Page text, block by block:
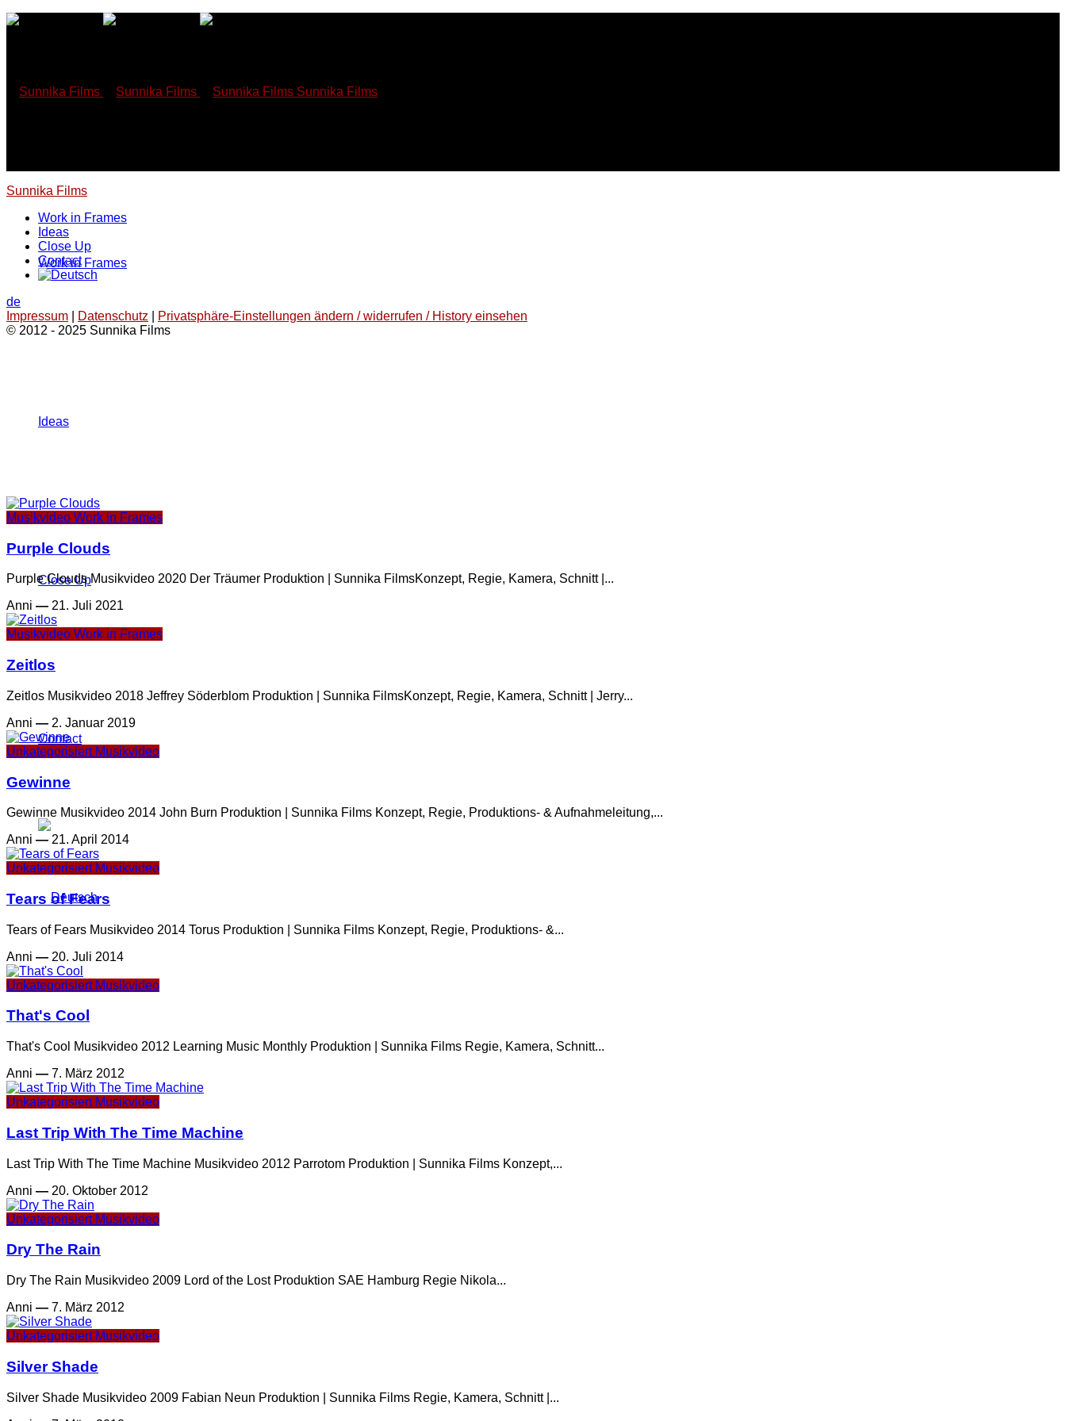
Skip
Sunnika Films
Work in Frames
Ideas
Close Up
Contact
Sunnika Films
Work in Frames
Ideas
Close Up
Contact
de
Impressum
Datenschutz
Privatsphäre-Einstellungen ändern / widerrufen / History einsehen
© 2012 - 2025 Sunnika Films
Musikvideo Work in Frames
Purple Clouds
Purple Clouds Musikvideo 2020 Der Träumer Produktion | Sunnika FilmsKonzept, Regie, Kamera, Schnitt |...
Anni — 21. Juli 2021
Musikvideo Work in Frames
Zeitlos
Zeitlos Musikvideo 2018 Jeffrey Söderblom Produktion | Sunnika FilmsKonzept, Regie, Kamera, Schnitt | Jerry...
Anni — 2. Januar 2019
Unkategorisiert Musikvideo
Gewinne
Gewinne Musikvideo 2014 John Burn Produktion | Sunnika Films Konzept, Regie, Produktions- & Aufnahmeleitung,...
Anni — 21. April 2014
Unkategorisiert Musikvideo
Tears of Fears
Tears of Fears Musikvideo 2014 Torus Produktion | Sunnika Films Konzept, Regie, Produktions- &...
Anni — 20. Juli 2014
Unkategorisiert Musikvideo
That's Cool
That's Cool Musikvideo 2012 Learning Music Monthly Produktion | Sunnika Films Regie, Kamera, Schnitt...
Anni — 7. März 2012
Unkategorisiert Musikvideo
Last Trip With The Time Machine
Last Trip With The Time Machine Musikvideo 2012 Parrotom Produktion | Sunnika Films Konzept,...
Anni — 20. Oktober 2012
Unkategorisiert Musikvideo
Dry The Rain
Dry The Rain Musikvideo 2009 Lord of the Lost Produktion SAE Hamburg Regie Nikola...
Anni — 7. März 2012
Unkategorisiert Musikvideo
Silver Shade
Silver Shade Musikvideo 2009 Fabian Neun Produktion | Sunnika Films Regie, Kamera, Schnitt |...